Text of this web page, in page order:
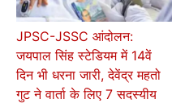
JPSC-JSSC आंदोलन:
जयपाल सिंह स्टेडियम में 14वें
दिन भी धरना जारी, देवेंद्र महतो
गुट ने वार्ता के लिए 7 सदस्यीय